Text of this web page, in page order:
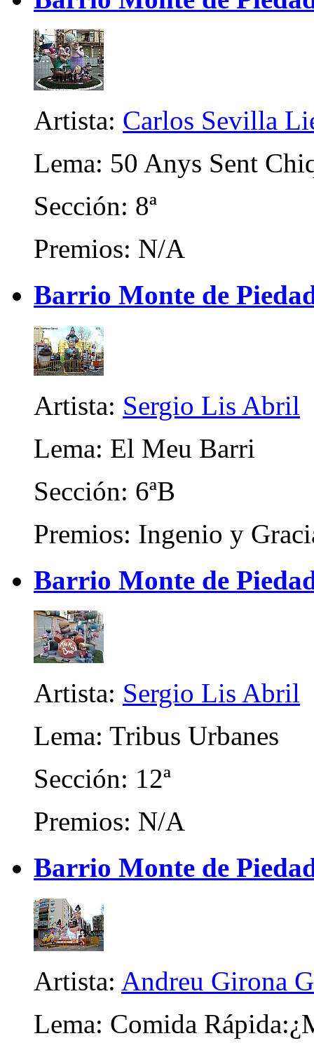
Artista: Carlos Sevilla
Lema: 50 Anys Sent
Sección: 8ª
Premios: N/A
Barrio Monte de
Artista: Sergio Lis Abril
Lema: El Meu Barri
Sección: 6ªB
Premios: Ingenio y
Barrio Monte de
Artista: Sergio Lis Abril
Lema: Tribus Urbanes
Sección: 12ª
Premios: N/A
Barrio Monte de
Artista: Andreu Girona
Lema: Comida